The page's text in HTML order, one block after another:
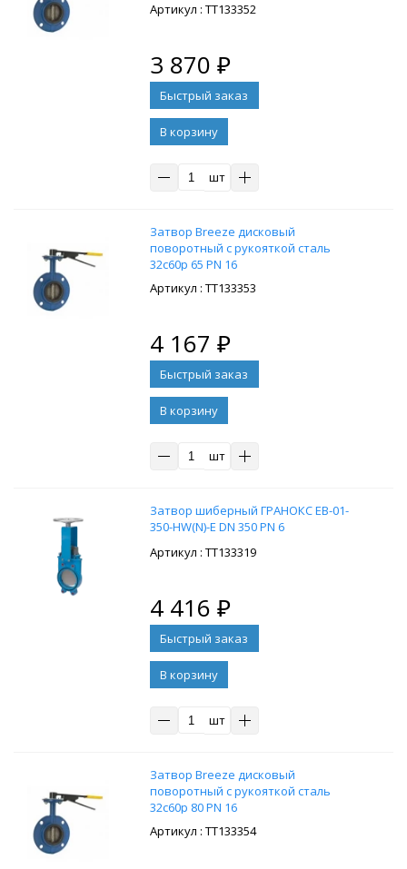
: ТТ133352
3 870 ₽
В корзину
шт
Затвор Breeze дисковый
поворотный с рукояткой сталь
32с60р 65 PN 16
: ТТ133353
4 167 ₽
В корзину
шт
Затвор шиберный ГРАНОКС EB-01-
350-HW(N)-E DN 350 PN 6
: ТТ133319
4 416 ₽
В корзину
шт
Затвор Breeze дисковый
поворотный с рукояткой сталь
32с60р 80 PN 16
: ТТ133354